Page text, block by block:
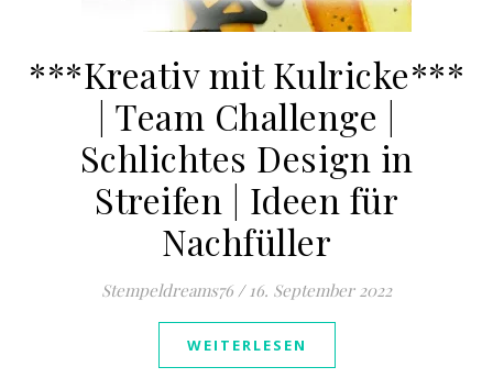
***Kreativ mit Kulricke***
| Team Challenge |
Schlichtes Design in
Streifen | Ideen für
Nachfüller
Stempeldreams76 / 16. September 2022
WEITERLESEN